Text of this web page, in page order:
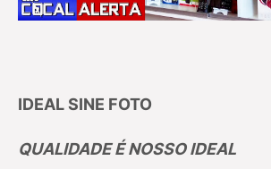
IDEAL SINE FOTO
QUALIDADE É NOSSO IDEAL